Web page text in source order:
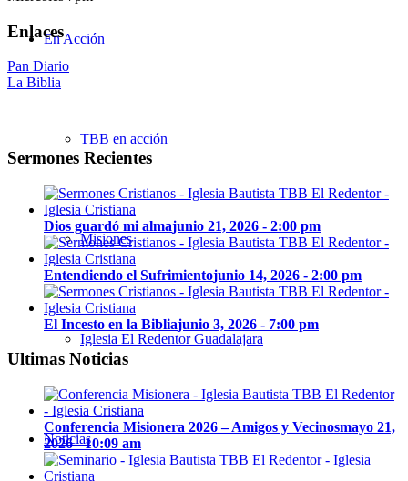
En Acción
TBB en acción
Misiones
Iglesia El Redentor Guadalajara
Noticias
Enlaces
Pan Diario
La Biblia
Sermones Recientes
Dios guardó mi almajunio 21, 2026 - 2:00 pm
Entendiendo el Sufrimientojunio 14, 2026 - 2:00 pm
El Incesto en la Bibliajunio 3, 2026 - 7:00 pm
Ultimas Noticias
Conferencia Misionera 2026 – Amigos y Vecinosmayo 21,
2026 - 10:09 am